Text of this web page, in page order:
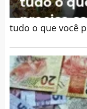
tudo o que você